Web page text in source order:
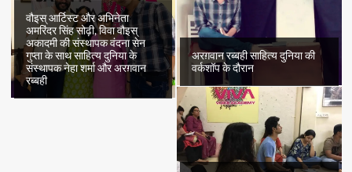
वौइस् आर्टिस्ट और अभिनेता
अमरिंदर सिंह सोढ़ी, विवा वौइस्
अकादमी की संस्थापक वंदना सेन
गुप्ता के साथ साहित्य दुनिया के
संस्थापक नेहा शर्मा और अरग़वान
रब्बही
अरग़वान रब्बही साहित्य दुनिया की
वर्कशॉप के दौरान